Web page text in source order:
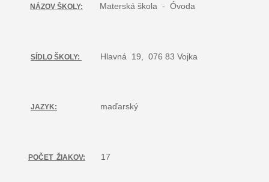
NÁZOV ŠKOLY: Materská škola - Óvoda
SÍDLO ŠKOLY: Hlavná 19, 076 83 Vojka
JAZYK: maďarský
POČET ŽIAKOV: 17